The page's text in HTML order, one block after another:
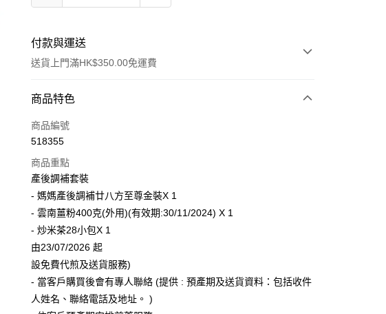
付款與運送
送貨上門滿HK$350.00免運費
付款方式
信用卡
PayMe
WeChat Pay
送貨方式
辦公室/住宅地址直送 (經順豐速運)
每筆HK$50.00，滿HK$350.00或以上免運費
商品特色
商品編號
518355
商品重點
產後調補套裝
- 媽媽產後調補廿八方至尊金裝X 1
- 雲南薑粉400克(外用)(有效期:30/11/2024) X 1
- 炒米茶28小包X 1
由23/07/2026 起
設免費代煎及送貨服務)
- 當客戶購買後會有專人聯絡 (提供 : 預產期及送貨資料：包括收件
人姓名、聯絡電話及地址。 )